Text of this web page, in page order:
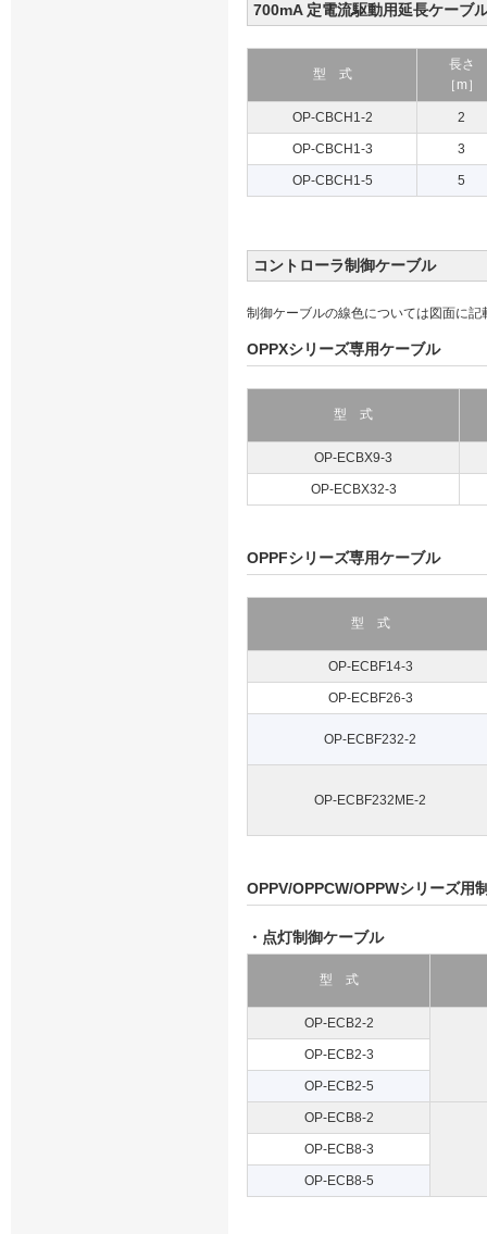
700mA 定電流駆動用延長ケーブ
型 式
長さ
［m］
OP-CBCH1-2 2
OP-CBCH1-3 3
OP-CBCH1-5 5
コントローラ制御ケーブル
制御ケーブルの線色については図面に
OPPXシリーズ専用ケーブル
型 式
OP-ECBX9-3
OP-ECBX32-3
OPPFシリーズ専用ケーブル
型 式
OP-ECBF14-3
OP-ECBF26-3
OP-ECBF232-2
OP-ECBF232ME-2
OPPV/OPPCW/OPPWシリーズ用
・点灯制御ケーブル
型 式
OP-ECB2-2
OP-ECB2-3
OP-ECB2-5
OP-ECB8-2
OP-ECB8-3
OP-ECB8-5